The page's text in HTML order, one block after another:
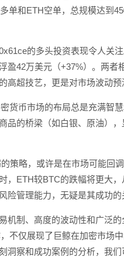
单和ETH空单，总规模达
的多头投资表现令人关
盈42万美元（+37%）。两
高超技艺，更是对市场波动预
货币市场的布局总是充满智
品的桥梁（如白银、原油）
策略，或许是在市场可能回
，ETH较BTC的跌幅将更大
险管理能力，无疑是其成功的
机制、高度的波动性和广泛
不仅展现了巨鲸在加密市场
洞察和成功案例的分析，我